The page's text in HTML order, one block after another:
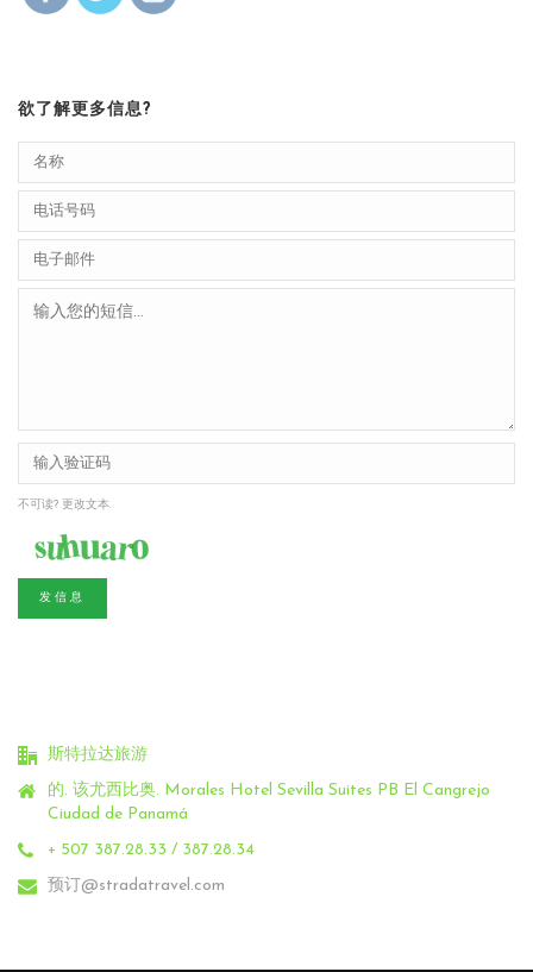
欲了解更多信息?
不可读? 更改文本.
发信息
斯特拉达旅游
的. 该尤西比奥. Morales Hotel Sevilla Suites PB El Cangrejo
Ciudad de Panamá
+ 507 387.28.33 / 387.28.34
预订@stradatravel.com